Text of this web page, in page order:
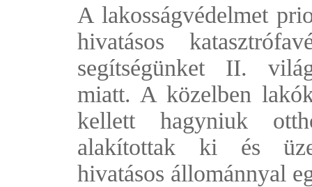
A lakosságvédelmet
hivatásos
segítségünket II.
miatt. A közelben
kellett hagyniuk
alakítottak ki és
hivatásos állománnyal